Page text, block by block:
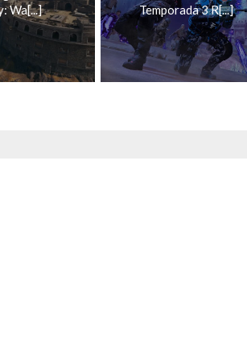
Wa[...]
Temporada 3 R[...]